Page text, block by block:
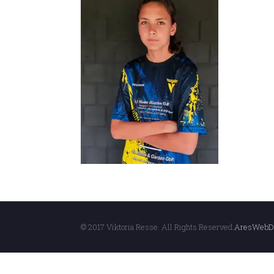
© 2017 Viktoria Resse. All Rights Reserved.